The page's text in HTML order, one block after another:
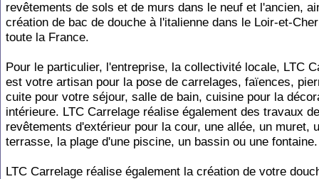
revêtements de sols et de murs dans le neuf et l'ancien,
création de bac de douche à l'italienne dans le Loir-et-
toute la France.
Pour le particulier, l'entreprise, la collectivité locale, LTC
est votre artisan pour la pose de carrelages, faïences,
cuite pour votre séjour, salle de bain, cuisine pour la
intérieure. LTC Carrelage réalise également des travaux de
revêtements d'extérieur pour la cour, une allée, un muret,
terrasse, la plage d'une piscine, un bassin ou une fontaine.
LTC Carrelage réalise également la création de votre